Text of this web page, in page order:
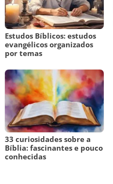
Estudos Bíblicos: estudos
evangélicos organizados
por temas
33 curiosidades sobre a
Bíblia: fascinantes e pouco
conhecidas